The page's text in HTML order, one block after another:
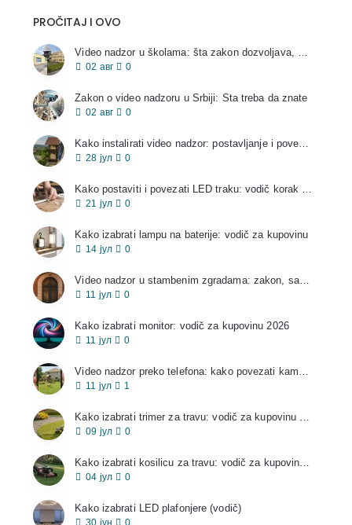
PROČITAJ I OVO
02 авг 0
Zakon o video nadzoru u Srbiji: Šta treba da znate
02 авг 0
28 јул 0
21 јул 0
Kako izabrati lampu na baterije: vodič za kupovinu
14 јул 0
Video nadzor u stambenim zgradama: zakon, saglasnost i pravila
11 јул 0
Kako izabrati monitor: vodič za kupovinu 2026
11 јул 0
11 јул 1
09 јул 0
04 јул 0
Kako izabrati LED plafonjere (vodič)
30 јун